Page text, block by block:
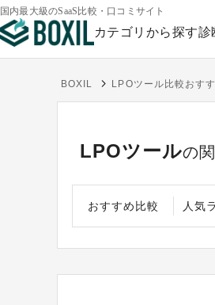
国内最大級のSaaS比較・口コミサイト
カテゴリから探す診
BOXIL LPOツール比較おす
LPOツールの
おすすめ比較 人気